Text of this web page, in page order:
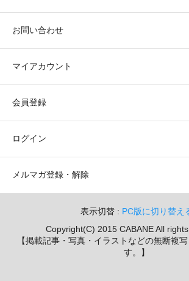
お問い合わせ
マイアカウント
会員登録
ログイン
メルマガ登録・解除
表示切替 : PC版に切り替え
Copyright(C) 2015 CABANE All
【掲載記事・写真・イラストなどの無断複
す。】